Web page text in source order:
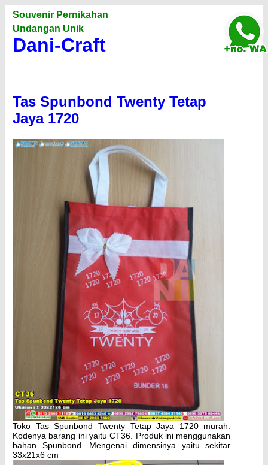
Souvenir Pernikahan
Undangan Unik
Dani-Craft
Tas Spunbond Twenty Tetap
Jaya 1720
Toko Tas Spunbond Twenty Tetap Jaya 1720 murah.
Kodenya barang ini yaitu CT36. Produk ini menggunakan
bahan Spunbond. Mengenai dimensinya yaitu sekitar
33x21x6 cm